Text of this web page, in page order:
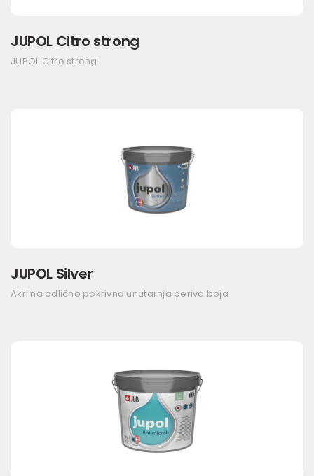
JUPOL Citro strong
JUPOL Citro strong
JUPOL Silver
Akrilna odlično pokrivna unutarnja periva boja